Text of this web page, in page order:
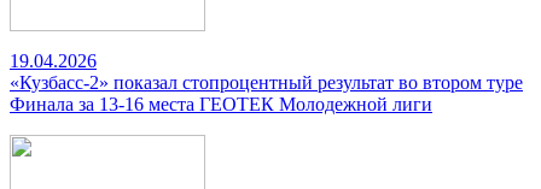
19.04.2026
«Кузбасс-2» показал стопроцентный результат во втором туре
Финала за 13-16 места ГЕОТЕК Молодежной лиги